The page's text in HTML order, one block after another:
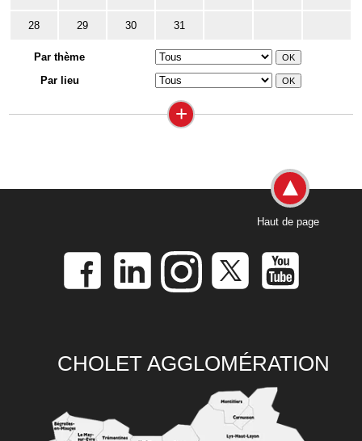
28 29 30 31
Par thème
Par lieu
+
Haut de page
CHOLET AGGLOMÉRATION